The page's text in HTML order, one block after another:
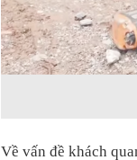
Về vấn đề khách